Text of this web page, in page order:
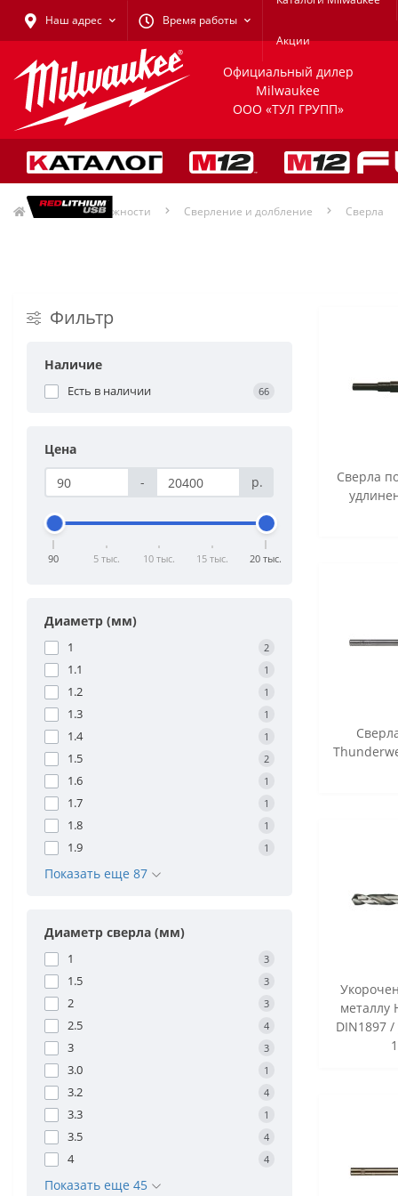
Наш адрес Время работы
Акции
Официальный дилер
Milwaukee
ООО «ТУЛ ГРУПП»
Принадлежности Сверление и долбление Сверла
Фильтр
Наличие
Есть в наличии 66
Цена
-
р.
90 5 тыс. 10 тыс. 15 тыс. 20 тыс.
Диаметр (мм)
1 2
1.1 1
1.2 1
1.3 1
1.4 1
1.5 2
1.6 1
1.7 1
1.8 1
1.9 1
Показать еще 87
Диаметр сверла (мм)
1 3
1.5 3
2 3
2.5 4
3 3
3.0 1
3.2 4
3.3 1
3.5 4
4 4
Показать еще 45
Сверла
металлу
DIN1897 /